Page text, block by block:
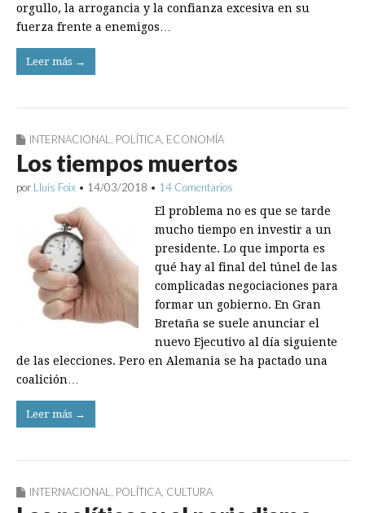
orgullo, la arrogancia y la confianza excesiva en su
fuerza frente a enemigos…
Leer más →
INTERNACIONAL POLÍTICA ECONOMÍA
Los tiempos muertos
por Lluís Foix • 14/03/2018 • 14 Comentarios
El problema no es que se tarde
mucho tiempo en investir a un
presidente. Lo que importa es
qué hay al final del túnel de las
complicadas negociaciones para
formar un gobierno. En Gran
Bretaña se suele anunciar el
nuevo Ejecutivo al día siguiente
de las elecciones. Pero en Alemania se ha pactado una
coalición…
Leer más →
INTERNACIONAL, POLÍTICA, CULTURA